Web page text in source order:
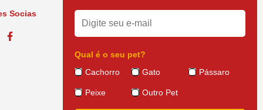
variedade de produtos farmacêuticos veterinários, vacinas e soluções e
Socias
Qual é o seu pet?
Cachorro
Gato Pássaro
Peixe Outro Pet